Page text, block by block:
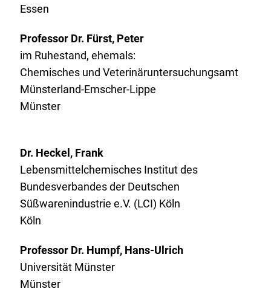
Essen
Professor Dr. Fürst, Peter
im Ruhestand, ehemals:
Chemisches und Veterinäruntersuchungsamt
Münsterland-Emscher-Lippe
Münster
Dr. Heckel, Frank
Lebensmittelchemisches Institut des
Bundesverbandes der Deutschen
Süßwarenindustrie e.V. (LCI) Köln
Köln
Professor Dr. Humpf, Hans-Ulrich
Universität Münster
Münster